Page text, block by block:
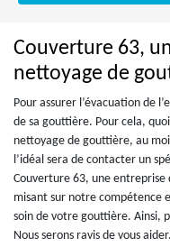
Couverture 63,
nettoyage de
Pour assurer l’évacuation de
de sa gouttière. Pour cela,
nettoyage de gouttière, au
l’idéal sera de contacter un
Couverture 63, une entreprise
misant sur notre compétence
soin de votre gouttière. Ainsi,
Nous serons ravis de vous